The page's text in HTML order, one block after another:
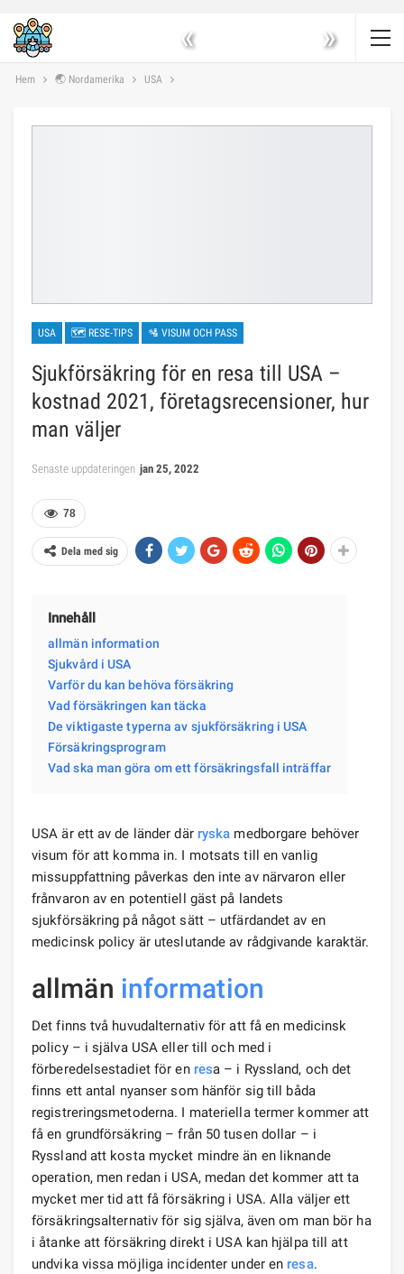
« »
Hem 🌏 Nordamerika USA
USA 🗺 RESE-TIPS 🛂 VISUM OCH PASS
Sjukförsäkring för en resa till USA –
kostnad 2021, företagsrecensioner, hur
man väljer
Senaste uppdateringen jan 25, 2022
78
Dela med sig
Innehåll
allmän information
Sjukvård i USA
Varför du kan behöva försäkring
Vad försäkringen kan täcka
De viktigaste typerna av sjukförsäkring i USA
Försäkringsprogram
Vad ska man göra om ett försäkringsfall inträffar
USA är ett av de länder där ryska medborgare behöver
visum för att komma in. I motsats till en vanlig
missuppfattning påverkas den inte av närvaron eller
frånvaron av en potentiell gäst på landets
sjukförsäkring på något sätt – utfärdandet av en
medicinsk policy är uteslutande av rådgivande karaktär.
allmän information
Det finns två huvudalternativ för att få en medicinsk
policy – i själva USA eller till och med i
förberedelsestadiet för en resa – i Ryssland, och det
finns ett antal nyanser som hänför sig till båda
registreringsmetoderna. I materiella termer kommer att
få en grundförsäkring – från 50 tusen dollar – i
Ryssland att kosta mycket mindre än en liknande
operation, men redan i USA, medan det kommer att ta
mycket mer tid att få försäkring i USA. Alla väljer ett
försäkringsalternativ för sig själva, även om man bör ha
i åtanke att försäkring direkt i USA kan hjälpa till att
undvika vissa möjliga incidenter under en resa.